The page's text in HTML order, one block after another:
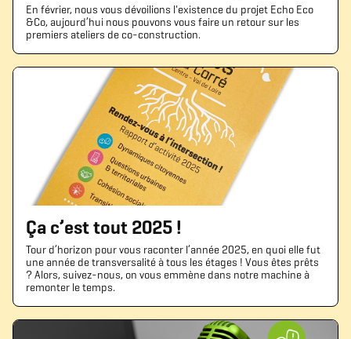
En février, nous vous dévoilions l'existence du projet Echo Eco
&Co, aujourd’hui nous pouvons vous faire un retour sur les
premiers ateliers de co-construction.
Ça c’est tout 2025 !
Tour d’horizon pour vous raconter l’année 2025, en quoi elle fut
une année de transversalité à tous les étages ! Vous êtes prêts
? Alors, suivez-nous, on vous emmène dans notre machine à
remonter le temps.